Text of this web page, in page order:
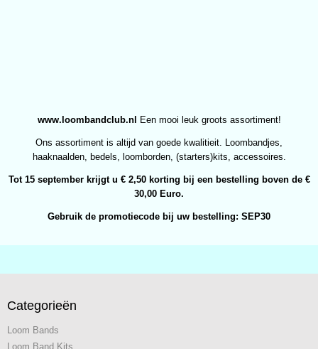
www.loombandclub.nl Een mooi leuk groots assortiment!
Ons assortiment is altijd van goede kwalitieit. Loombandjes,
haaknaalden, bedels, loomborden, (starters)kits, accessoires.
Tot 15 september krijgt u € 2,50 korting bij een bestelling boven de €
30,00 Euro.
Gebruik de promotiecode bij uw bestelling: SEP30
Categorieën
Loom Bands
Loom Band Kits